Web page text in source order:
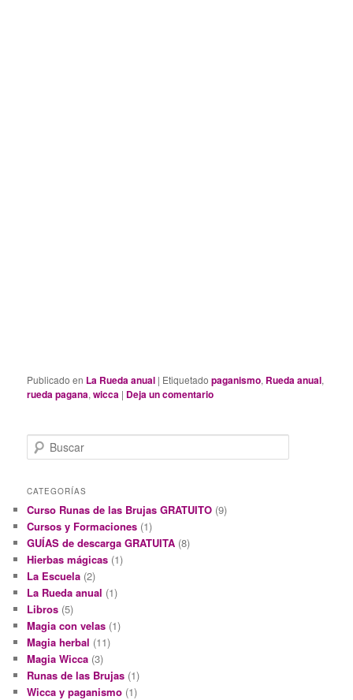
Publicado en La Rueda anual | Etiquetado paganismo, Rueda anual,
rueda pagana,wicca | Deja un comentario
u
c
r
CATEGORÍAS
Curso Runas de las Brujas GRATUITO (9)
Cursos y Formaciones (1)
GUÍAS de descarga GRATUITA (8)
Hierbas mágicas (1)
La Escuela (2)
La Rueda anual (1)
Libros (5)
Magia con velas (1)
Magia herbal (11)
Magia Wicca (3)
Runas de las Brujas (1)
Wicca y paganismo (1)